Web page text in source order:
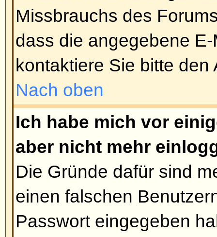
Nach oben
Ich habe die Zeitzone
immer noch falsch!
Wenn Sie sich sicher sind, die
gewählt zu haben und die
stimmen, kann es daran liegen,
Sommerzeit steht. Das Board
worden, um zwischen Winter-
wechseln, daher kann es im
Differenz zwischen der von
Boardzeit kommen.
Nach oben